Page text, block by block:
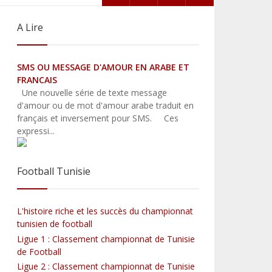
A Lire
SMS OU MESSAGE D'AMOUR EN ARABE ET
FRANCAIS
Une nouvelle série de texte message
d'amour ou de mot d'amour arabe traduit en
français et inversement pour SMS. Ces
expressi...
Football Tunisie
L'histoire riche et les succès du championnat
tunisien de football
Ligue 1 : Classement championnat de Tunisie
de Football
Ligue 2 : Classement championnat de Tunisie